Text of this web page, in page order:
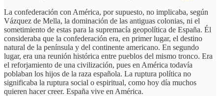
La confederación con América, por supuesto, no implicaba, según
Vázquez de Mella, la dominación de las antiguas colonias, ni el
sometimiento de estas para la supremacía geopolítica de España. Él
consideraba que la confederación era, en primer lugar, el destino
natural de la península y del continente americano. En segundo
lugar, era una reunión histórica entre pueblos del mismo tronco. Era
el reforjamiento de una civilización, pues en América todavía
poblaban los hijos de la raza española. La ruptura política no
significaba la ruptura social o espiritual, como hoy día muchos
quieren hacer creer. España vive en América.